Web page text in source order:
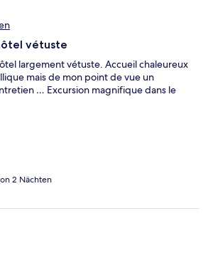
vétuste
largement vétuste. Accueil chaleureux
mais de mon point de vue un
… Excursion magnifique dans le
2 Nächten